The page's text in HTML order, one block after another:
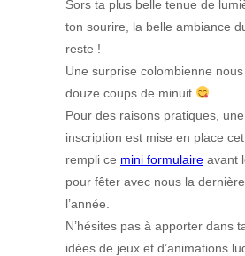
Sors ta plus belle tenue de
ton sourire, la belle ambiance
reste !
Une surprise colombienne
douze coups de minuit
Pour des raisons pratiques,
inscription est mise en place
rempli ce mini formulaire avant
pour fêter avec nous la
l’année.
N’hésites pas à apporter dans
idées de jeux et d’animations